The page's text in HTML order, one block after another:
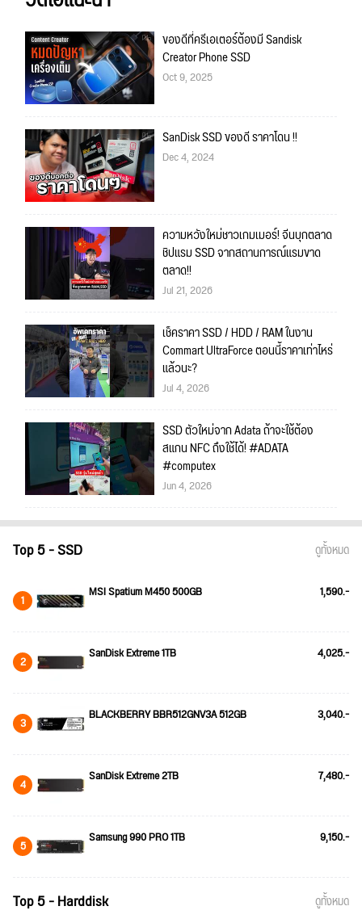
ของดีที่ครีเอเตอร์ต้องมี Sandisk
Creator Phone SSD
Oct 9, 2025
SanDisk SSD ของดี ราคาโดน !!
Dec 4, 2024
ความหวังใหม่ชาวเกมเมอร์! จีนบุกตลาด
ชิปแรม SSD จากสถานการณ์แรมขาด
ตลาด!!
Jul 21, 2026
เช็คราคา SSD / HDD / RAM ในงาน
Commart UltraForce ตอนนี้ราคาเท่าไหร่
แล้วนะ?
Jul 4, 2026
SSD ตัวใหม่จาก Adata ถ้าจะใช้ต้อง
สแกน NFC ถึงใช้ได้! #ADATA
#computex
Jun 4, 2026
Top 5 - SSD ดูทั้งหมด
1 MSI Spatium M450 500GB 1,590.-
2 SanDisk Extreme 1TB 4,025.-
3 BLACKBERRY BBR512GNV3A 512GB 3,040.-
4 SanDisk Extreme 2TB 7,480.-
5 Samsung 990 PRO 1TB 9,150.-
Top 5 - Harddisk ดูทั้งหมด